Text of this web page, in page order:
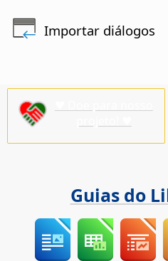
Importar diálogos
Guias do